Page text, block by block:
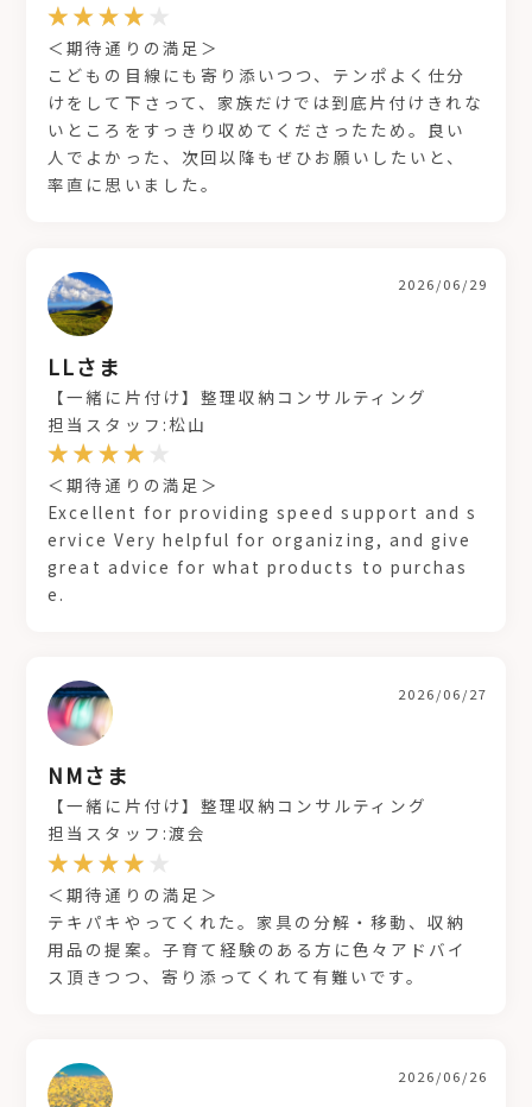
＜期待通りの満足＞
こどもの目線にも寄り添いつつ、テンポよく仕分
けをして下さって、家族だけでは到底片付けきれな
いところをすっきり収めてくださったため。良い
人でよかった、次回以降もぜひお願いしたいと、
率直に思いました。
LLさま
2026/06/29
【一緒に片付け】整理収納コンサルティング
担当スタッフ:松山
＜期待通りの満足＞
Excellent for providing speed support and s
ervice Very helpful for organizing, and give
great advice for what products to purchas
e.
NMさま
2026/06/27
【一緒に片付け】整理収納コンサルティング
担当スタッフ:渡会
＜期待通りの満足＞
テキパキやってくれた。家具の分解・移動、収納
用品の提案。子育て経験のある方に色々アドバイ
ス頂きつつ、寄り添ってくれて有難いです。
2026/06/26